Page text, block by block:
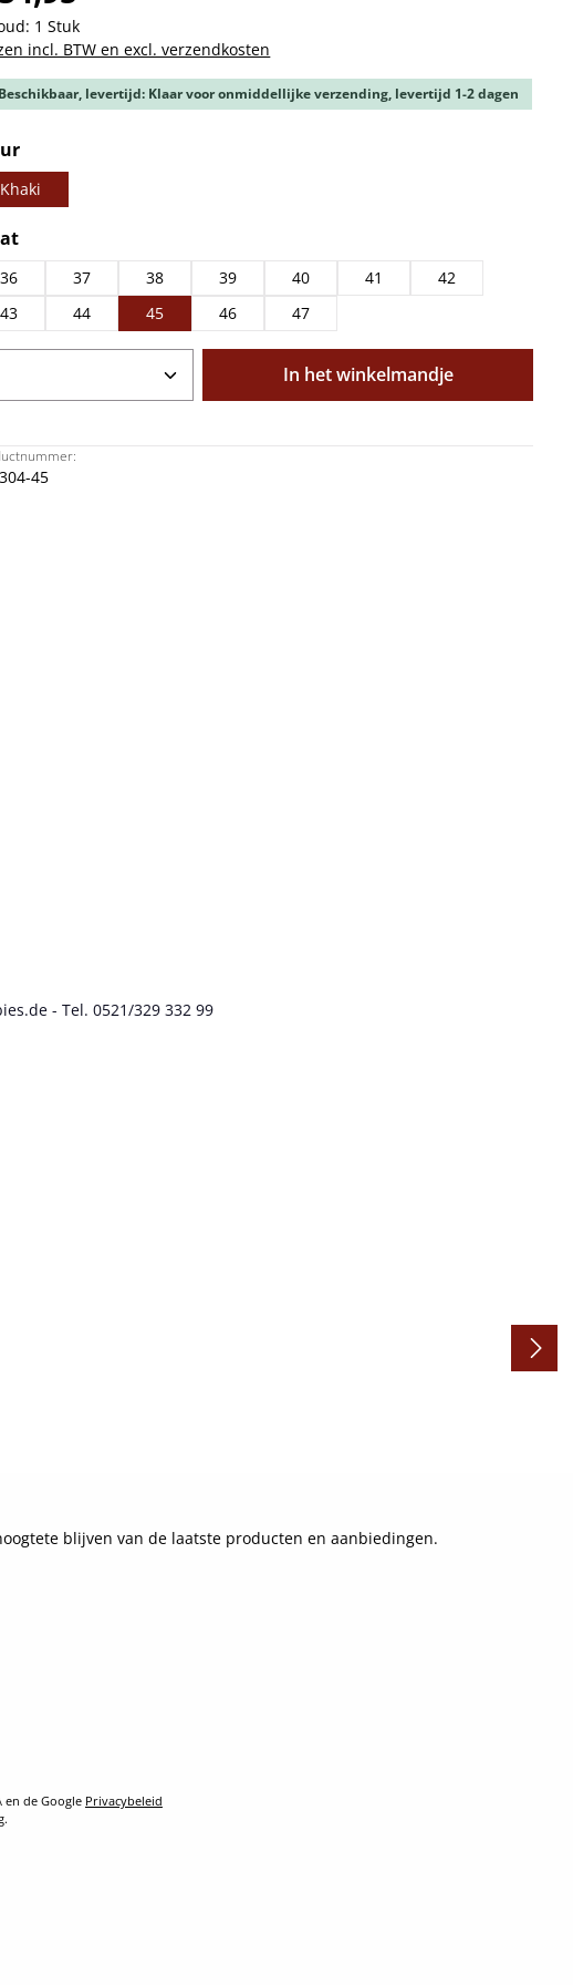
1 Stuk
incl. BTW en excl. verzendkosten
Beschikbaar, levertijd: Klaar voor onmiddellijke verzending, levertijd 1-2 dagen
Khaki
36 37 38 39 40 41
42
43
44 45 46 47
Voer de gewenste
In het winkelmandje
45
- Tel. 0521/329 332 99
blijven van de laatste producten en aanbiedingen.
en de Google Privacybeleid